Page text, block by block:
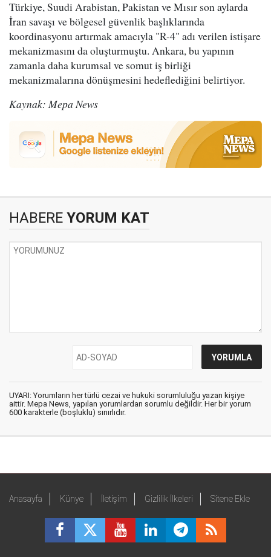
Türkiye, Suudi Arabistan, Pakistan ve Mısır son aylarda
İran savaşı ve bölgesel güvenlik başlıklarında
koordinasyonu artırmak amacıyla "R-4" adı verilen istişare
mekanizmasını da oluşturmuştu. Ankara, bu yapının
zamanla daha kurumsal ve somut iş birliği
mekanizmalarına dönüşmesini hedeflediğini belirtiyor.
Kaynak: Mepa News
HABERE YORUM KAT
UYARI: Yorumların her türlü cezai ve hukuki sorumluluğu yazan kişiye
aittir. Mepa News, yapılan yorumlardan sorumlu değildir. Her bir yorum
600 karakterle (boşluklu) sınırlıdır.
Anasayfa Künye İletişim Gizlilik İlkeleri Sitene Ekle